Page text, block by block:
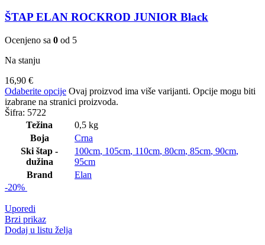
ŠTAP ELAN ROCKROD JUNIOR Black
Ocenjeno sa 0 od 5
Na stanju
16,90 €
Odaberite opcije Ovaj proizvod ima više varijanti. Opcije mogu biti
izabrane na stranici proizvoda.
Šifra: 5722
Težina
0,5 kg
Boja
Crna
Ski štap -
dužina
100cm, 105cm, 110cm, 80cm, 85cm, 90cm,
95cm
Brand
Elan
-20%
Uporedi
Brzi prikaz
Dodaj u listu želja